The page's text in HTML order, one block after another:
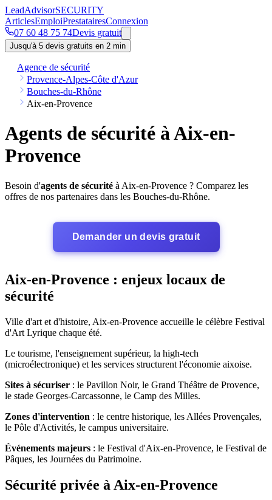
LeadAdvisorSECURITY
ArticlesEmploiPrestatairesConnexion
07 60 48 75 74Devis gratuit
Jusqu'à 5 devis gratuits en 2 min
Agence de sécurité
Provence-Alpes-Côte d'Azur
Bouches-du-Rhône
Aix-en-Provence
Agents de sécurité à Aix-en-
Provence
Besoin d'agents de sécurité à Aix-en-Provence ? Comparez les
offres de nos partenaires dans les Bouches-du-Rhône.
Demander un devis gratuit
Aix-en-Provence : enjeux locaux de
sécurité
Ville d'art et d'histoire, Aix-en-Provence accueille le célèbre Festival
d'Art Lyrique chaque été.
Le tourisme, l'enseignement supérieur, la high-tech
(microélectronique) et les services structurent l'économie aixoise.
Sites à sécuriser : le Pavillon Noir, le Grand Théâtre de Provence,
le stade Georges-Carcassonne, le Camp des Milles.
Zones d'intervention : le centre historique, les Allées Provençales,
le Pôle d'Activités, le campus universitaire.
Événements majeurs : le Festival d'Aix-en-Provence, le Festival de
Pâques, les Journées du Patrimoine.
Sécurité privée à Aix-en-Provence